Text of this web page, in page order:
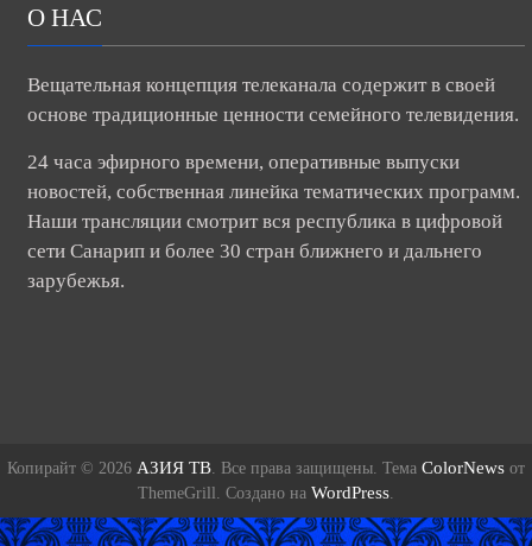
О НАС
Вещательная концепция телеканала содержит в своей
основе традиционные ценности семейного телевидения.
24 часа эфирного времени, оперативные выпуски
новостей, собственная линейка тематических программ.
Наши трансляции смотрит вся республика в цифровой
сети Санарип и более 30 стран ближнего и дальнего
зарубежья.
Копирайт © 2026 АЗИЯ ТВ . Все права защищены. Тема ColorNews от
ThemeGrill. Создано на WordPress